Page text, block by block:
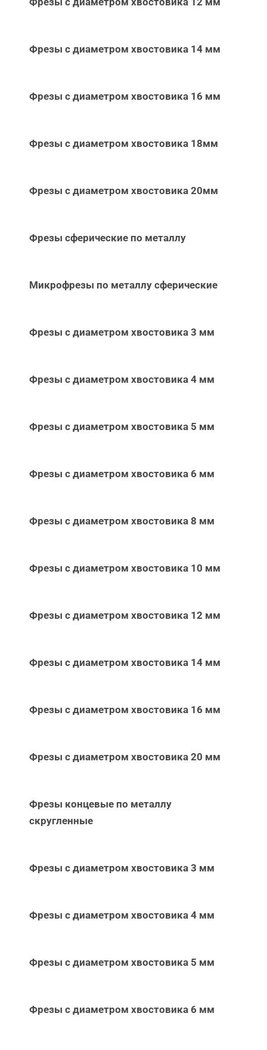
Фрезы с диаметром хвостовика 14 мм
Фрезы с диаметром хвостовика 16 мм
Фрезы с диаметром хвостовика 18мм
Фрезы с диаметром хвостовика 20мм
Фрезы сферические по металлу
Микрофрезы по металлу сферические
Фрезы с диаметром хвостовика 3 мм
Фрезы с диаметром хвостовика 4 мм
Фрезы с диаметром хвостовика 5 мм
Фрезы с диаметром хвостовика 6 мм
Фрезы с диаметром хвостовика 8 мм
Фрезы с диаметром хвостовика 10 мм
Фрезы с диаметром хвостовика 12 мм
Фрезы с диаметром хвостовика 14 мм
Фрезы с диаметром хвостовика 16 мм
Фрезы с диаметром хвостовика 20 мм
Фрезы концевые по металлу
скругленные
Фрезы с диаметром хвостовика 3 мм
Фрезы с диаметром хвостовика 4 мм
Фрезы с диаметром хвостовика 5 мм
Фрезы с диаметром хвостовика 6 мм